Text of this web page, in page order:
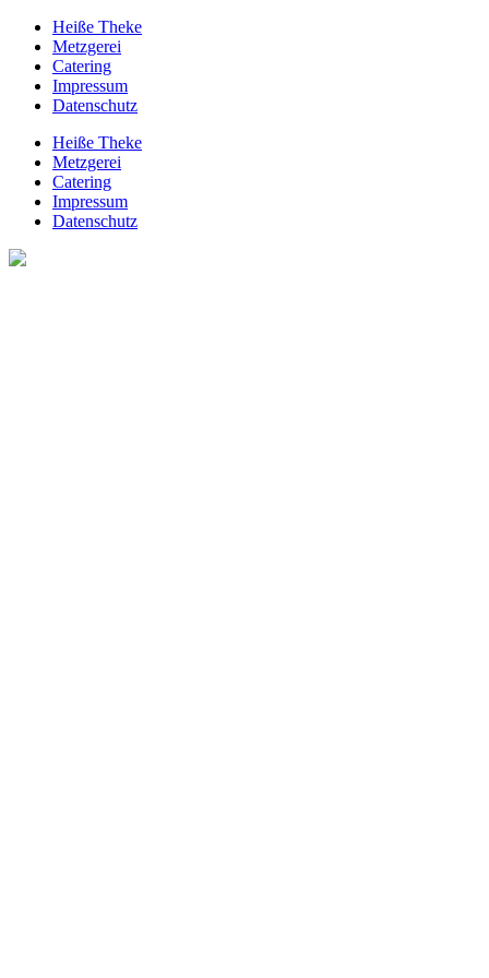
Heiße Theke
Metzgerei
Catering
Impressum
Datenschutz
Heiße Theke
Metzgerei
Catering
Impressum
Datenschutz